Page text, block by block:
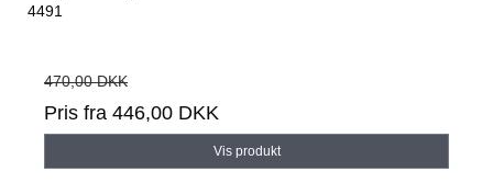
4491
470,00 DKK
Pris fra 446,00 DKK
Vis produkt